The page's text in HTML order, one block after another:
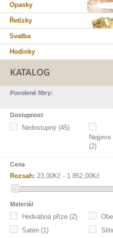
Opasky
Řetízky
Svatba
Hodinky
KATALOG
Povolené filtry:
Dostupnost
Nedostupný (45)
(2)
Cena
Rozsah: 23,00Kč - 1 852,00Kč
Materiál
Hedvábná příze (2)
Satén (1)